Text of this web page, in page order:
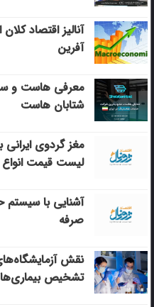
آنالیز اقتصاد
آفرین
معرفی هاست و
شتابان هاست
مغز گردوی
لیست قیمت انواع
آشنایی با سیستم
صرفه
نقش
تشخیص بیماری‌ها